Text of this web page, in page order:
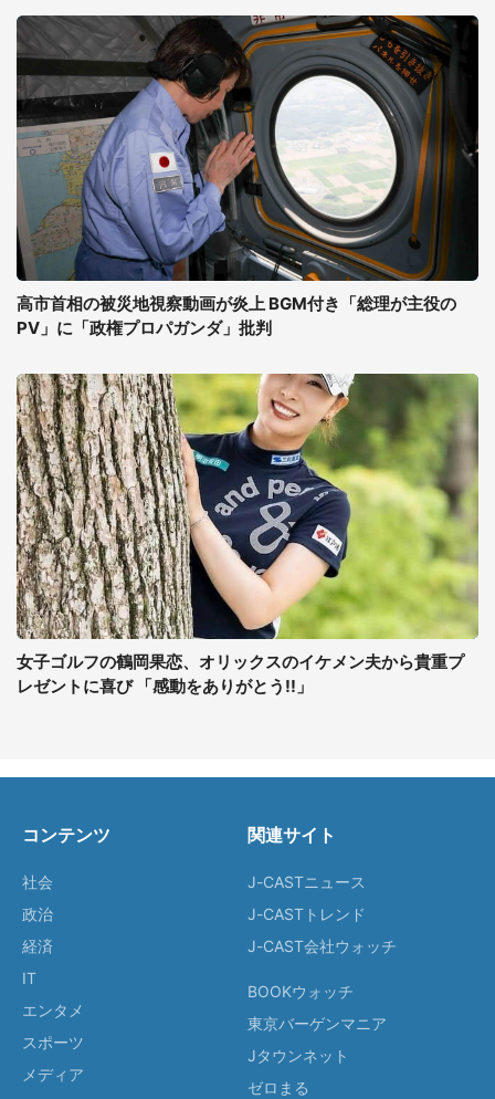
高市首相の被災地視察動画が炎上 BGM付き「総理が主役の
PV」に「政権プロパガンダ」批判
女子ゴルフの鶴岡果恋、オリックスのイケメン夫から貴重プ
レゼントに喜び 「感動をありがとう!!」
コンテンツ
社会
政治
経済
IT
エンタメ
スポーツ
メディア
関連サイト
J-CASTニュース
J-CASTトレンド
J-CAST会社ウォッチ
BOOKウォッチ
東京バーゲンマニア
Jタウンネット
ゼロまる